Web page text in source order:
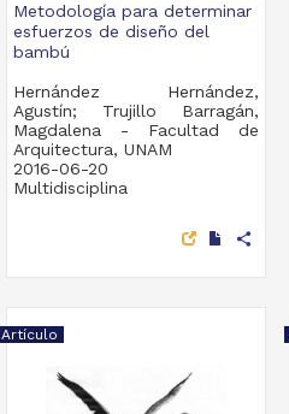
Metodología para determinar
esfuerzos de diseño del
bambú
Hernández Hernández,
Agustín; Trujillo Barragán,
Magdalena - Facultad de
Arquitectura, UNAM
2016-06-20
Multidisciplina
share
Artículo